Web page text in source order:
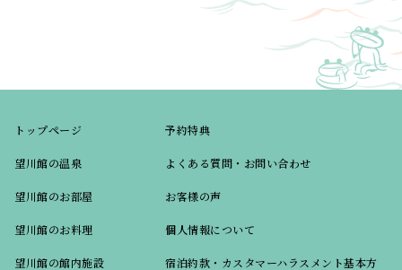
トップページ
望川館の温泉
望川館のお部屋
望川館のお料理
望川館の館内施設
予約特典
よくある質問・お問い合わせ
お客様の声
個人情報について
宿泊約款・カスタマーハラスメント基本方